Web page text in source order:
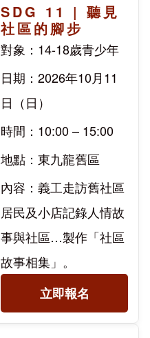
SDG 11 | 聽見
社區的腳步
對象：14-18歲青少年
日期：2026年10月11
日（日）
時間：10:00 – 15:00
地點：東九龍舊區
內容：義工走訪舊社區
居民及小店記錄人情故
事與社區…製作「社區
故事相集」。
立即報名